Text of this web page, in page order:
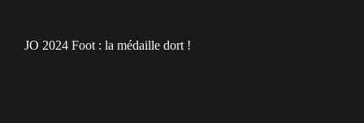
JO 2024 Foot : la médaille dort !